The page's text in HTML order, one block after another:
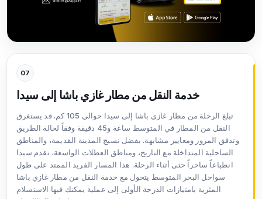
07
خدمة النقل من مطار غازي باشا إلى سيدا
تبلغ الرحلة من مطار غازي باشا إلى سيدا حوالي 105 كم. قد يستغرق
النقل من المطار في المتوسط ساعة و45 دقيقة وفقاً لحالة الطريق
وتدفق المرور ومعايير مشابهة. بفضل نسيج المدينة القديمة، والمناطق
الساحلية المتداخلة مع التاريخ، ومناطق العطلات الواسعة، تقدم سيدا
انطباعاً ساحراً حتى أثناء الرحلة. هذا المسار الفريد الممتد على طول
سواحل البحر المتوسط يتحول مع خدمة النقل من مطار غازي باشا
المثرية بامتيازات الدرجة الأولى إلى عملية يمكنك فيها الاستسلام